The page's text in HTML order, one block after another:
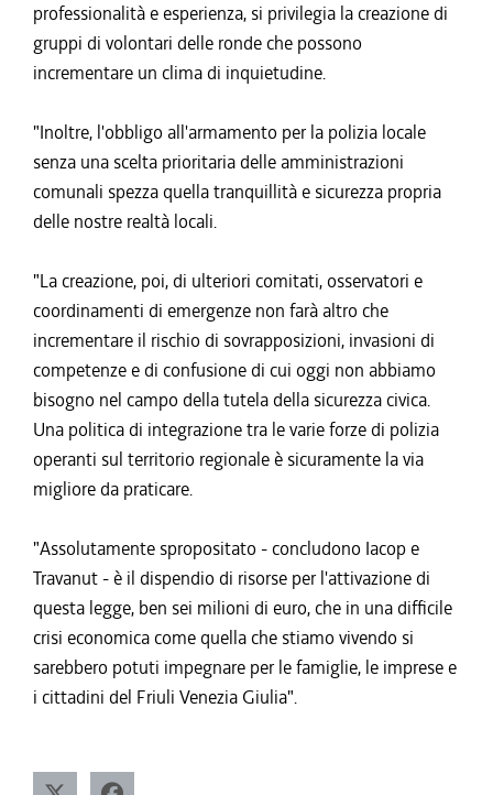
professionalità e esperienza, si privilegia la creazione di
gruppi di volontari delle ronde che possono
incrementare un clima di inquietudine.
"Inoltre, l'obbligo all'armamento per la polizia locale
senza una scelta prioritaria delle amministrazioni
comunali spezza quella tranquillità e sicurezza propria
delle nostre realtà locali.
"La creazione, poi, di ulteriori comitati, osservatori e
coordinamenti di emergenze non farà altro che
incrementare il rischio di sovrapposizioni, invasioni di
competenze e di confusione di cui oggi non abbiamo
bisogno nel campo della tutela della sicurezza civica.
Una politica di integrazione tra le varie forze di polizia
operanti sul territorio regionale è sicuramente la via
migliore da praticare.
"Assolutamente spropositato - concludono Iacop e
Travanut - è il dispendio di risorse per l'attivazione di
questa legge, ben sei milioni di euro, che in una difficile
crisi economica come quella che stiamo vivendo si
sarebbero potuti impegnare per le famiglie, le imprese e
i cittadini del Friuli Venezia Giulia".